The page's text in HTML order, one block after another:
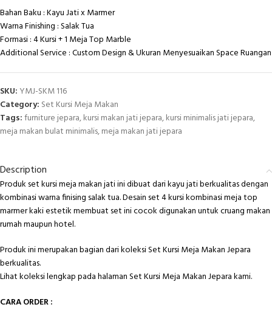
Bahan Baku : Kayu Jati x Marmer
Warna Finishing : Salak Tua
Formasi : 4 Kursi + 1 Meja Top Marble
Additional Service : Custom Design & Ukuran Menyesuaikan Space Ruangan
SKU: YMJ-SKM 116
Category: Set Kursi Meja Makan
Tags:furniture jepara,kursi makan jati jepara,kursi minimalis jati jepara,
meja makan bulat minimalis,meja makan jati jepara
Description
Produk set kursi meja makan jati ini dibuat dari kayu jati berkualitas dengan
kombinasi warna finising salak tua. Desain set 4 kursi kombinasi meja top
marmer kaki estetik membuat set ini cocok digunakan untuk cruang makan
rumah maupun hotel.
Produk ini merupakan bagian dari koleksi Set Kursi Meja Makan Jepara
berkualitas.
Lihat koleksi lengkap pada halamanSet Kursi Meja Makan Jeparakami.
CARA ORDER :